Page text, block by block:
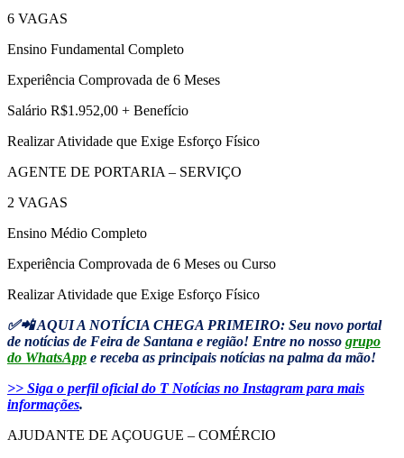
6 VAGAS
Ensino Fundamental Completo
Experiência Comprovada de 6 Meses
Salário R$1.952,00 + Benefício
Realizar Atividade que Exige Esforço Físico
AGENTE DE PORTARIA – SERVIÇO
2 VAGAS
Ensino Médio Completo
Experiência Comprovada de 6 Meses ou Curso
Realizar Atividade que Exige Esforço Físico
✅📲 AQUI A NOTÍCIA CHEGA PRIMEIRO: Seu novo portal
de notícias de Feira de Santana e região! Entre no nosso grupo
do WhatsApp e receba as principais notícias na palma da mão!
>> Siga o perfil oficial do T Notícias no Instagram para mais
informações.
AJUDANTE DE AÇOUGUE – COMÉRCIO